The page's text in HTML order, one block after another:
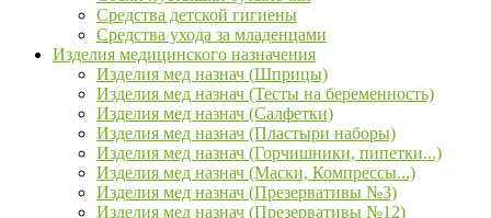
Средства детской гигиены
Средства ухода за младенцами
Изделия медицинского назначения
Изделия мед назнач (Шприцы)
Изделия мед назнач (Тесты на беременность)
Изделия мед назнач (Салфетки)
Изделия мед назнач (Пластыри наборы)
Изделия мед назнач (Горчишники, пипетки...)
Изделия мед назнач (Маски, Компрессы...)
Изделия мед назнач (Презервативы №3)
Изделия мед назнач (Презервативы №12)